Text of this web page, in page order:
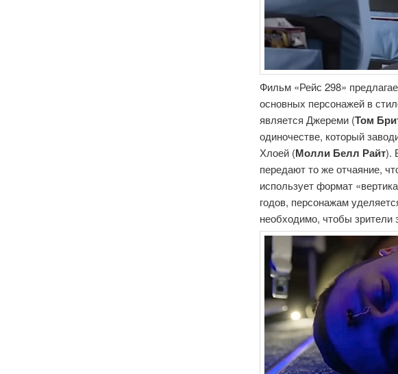
Фильм «Рейс 298»
основных персонажей в
является Джереми (Том
одиночестве, который
Хлоей (Молли Белл Райт).
передают то же отчаяние,
использует формат
годов, персонажам
необходимо, чтобы зрители